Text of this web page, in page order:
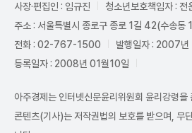
사장·편집인 : 임규진
청소년보호책임자 : 전
주소 : 서울특별시 종로구 종로 1길 42(수송
전화 : 02-767-1500
발행일자 : 2007년
등록일자 : 2008년 01월10일
아주경제는 인터넷신문윤리위원회 윤리강령을
콘텐츠(기사)는 저작권법의 보호를 받으며, 무